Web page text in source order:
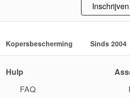
Inschrijven
Kopersbescherming Sinds 2004
Hulp
FAQ